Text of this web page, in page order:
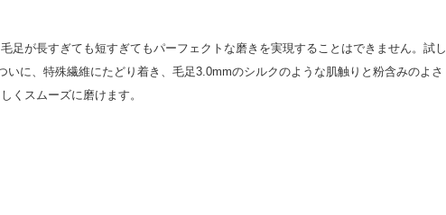
足が長すぎても短すぎてもパーフェクトな磨きを実現することはできません。試し
いに、特殊繊維にたどり着き、毛足3.0mmのシルクのような肌触りと粉含みのよさ
くスムーズに磨けます。